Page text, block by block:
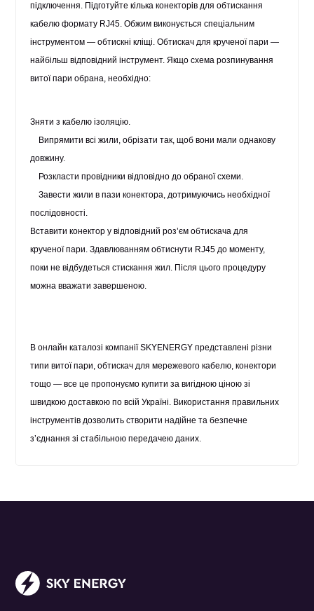
підключення. Підготуйте кілька конекторів для обтискання
кабелю формату RJ45. Обжим виконується спеціальним
інструментом — обтискні кліщі. Обтискач для крученої пари —
найбільш відповідний інструмент. Якщо схема розпинування
витої пари обрана, необхідно:
Зняти з кабелю ізоляцію.
Випрямити всі жили, обрізати так, щоб вони мали однакову
довжину.
Розкласти провідники відповідно до обраної схеми.
Завести жили в пази конектора, дотримуючись необхідної
послідовності.
Вставити конектор у відповідний роз’єм обтискача для
крученої пари. Здавлюванням обтиснути RJ45 до моменту,
поки не відбудеться стискання жил. Після цього процедуру
можна вважати завершеною.
В онлайн каталозі компанії SKYENERGY представлені різни
типи витої пари, обтискач для мережевого кабелю, конектори
тощо — все це пропонуємо купити за вигідною ціною зі
швидкою доставкою по всій Україні. Використання правильних
інструментів дозволить створити надійне та безпечне
з’єднання зі стабільною передачею даних.